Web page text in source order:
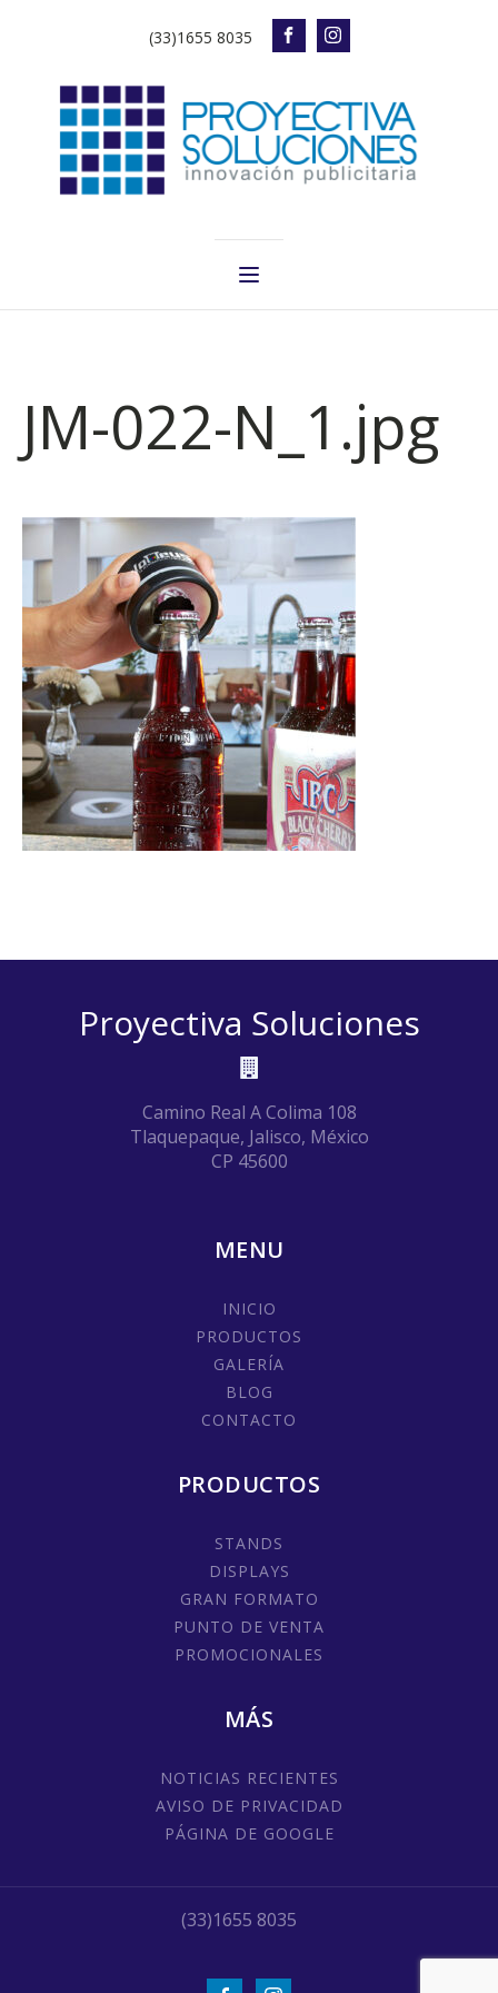
(33)1655 8035
JM-022-N_1.jpg
Proyectiva Soluciones
Camino Real A Colima 108
Tlaquepaque, Jalisco, México
CP 45600
MENU
INICIO
PRODUCTOS
GALERÍA
BLOG
CONTACTO
PRODUCTOS
STANDS
DISPLAYS
GRAN FORMATO
PUNTO DE VENTA
PROMOCIONALES
MÁS
NOTICIAS RECIENTES
AVISO DE PRIVACIDAD
PÁGINA DE GOOGLE
(33)1655 8035